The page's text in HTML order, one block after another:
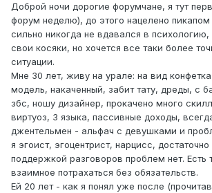
Доброй ночи дорогие форумчане, я тут
форум неделю), до этого нацелено
сильно никогда не вдавался в
свои косяки, но хочется все таки более
ситуации.
Мне 30 лет, живу на урале: на вид
модель, накаченный, забит тату, дреды, с
збс, ношу дизайнер, прокачено много
виртуоз, 3 языка, пассивные доходы,
джентельмен - альфач с девушками и
я эгоист, эгоцентрист, нарцисс,
поддержкой разговоров проблем нет. Есть
взаимное потрахаться без обязательств.
Ей 20 лет - как я понял уже после